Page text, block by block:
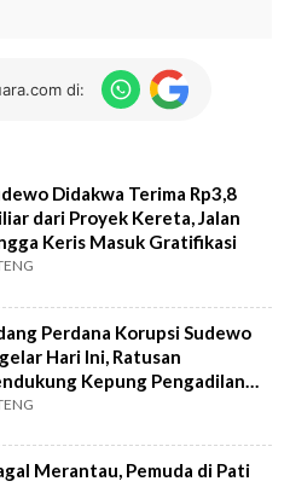
di:
Didakwa Terima Rp3,8
dari Proyek Kereta, Jalan
Keris Masuk Gratifikasi
Perdana Korupsi Sudewo
Hari Ini, Ratusan
Kepung Pengadilan
Merantau, Pemuda di Pati